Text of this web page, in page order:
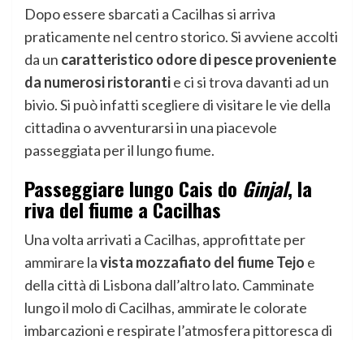
Dopo essere sbarcati a Cacilhas si arriva
praticamente nel centro storico. Si avviene accolti
da un caratteristico odore di pesce proveniente
da numerosi ristorantie ci si trova davanti ad un
bivio. Si può infatti scegliere di visitare le vie della
cittadina o avventurarsi in una piacevole
passeggiata per il lungo fiume.
Passeggiare lungo Cais do Ginjal, la
riva del fiume a Cacilhas
Una volta arrivati a Cacilhas, approfittate per
ammirare lavista mozzafiato del fiume Tejo e
della città di Lisbona dall’altro lato. Camminate
lungo il molo di Cacilhas, ammirate le colorate
imbarcazioni e respirate l’atmosfera pittoresca di